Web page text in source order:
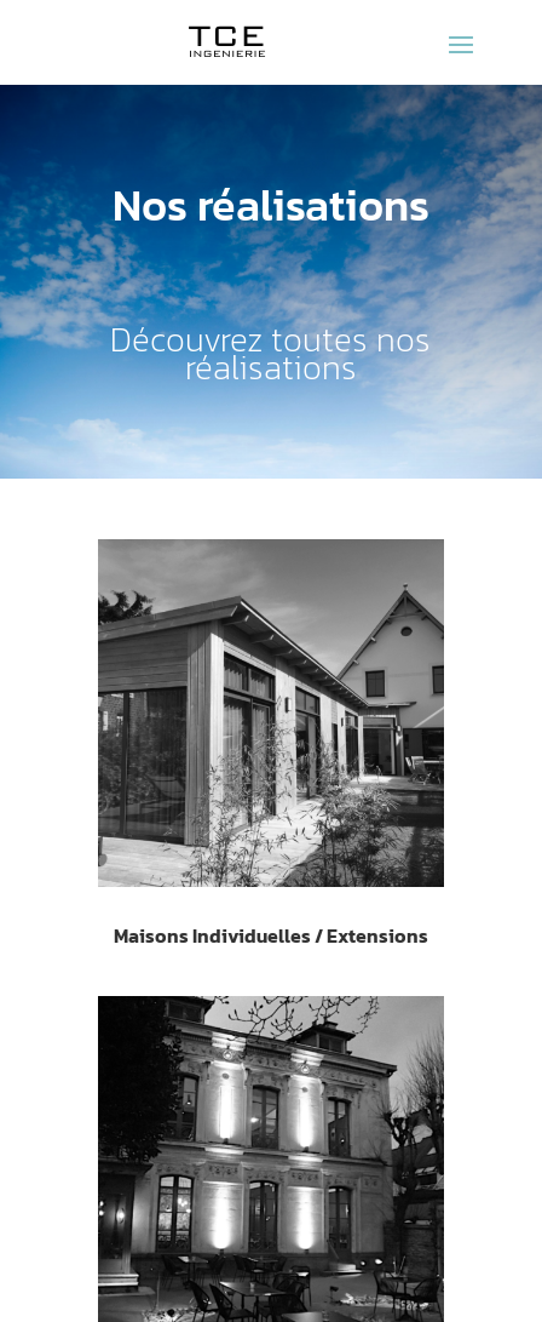
Nos réalisations
Découvrez toutes nos
réalisations
Maisons Individuelles / Extensions